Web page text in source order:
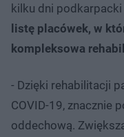
kilku dni
listę placówek, w
kompleksowa
- Dzięki rehabilitacji
COVID-19, znacznie
oddechową.